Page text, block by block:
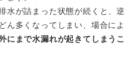
水が詰まった状態が続くと、逆
ん多くなってしまい、場合によ
にまで水漏れが起きてしまうこ